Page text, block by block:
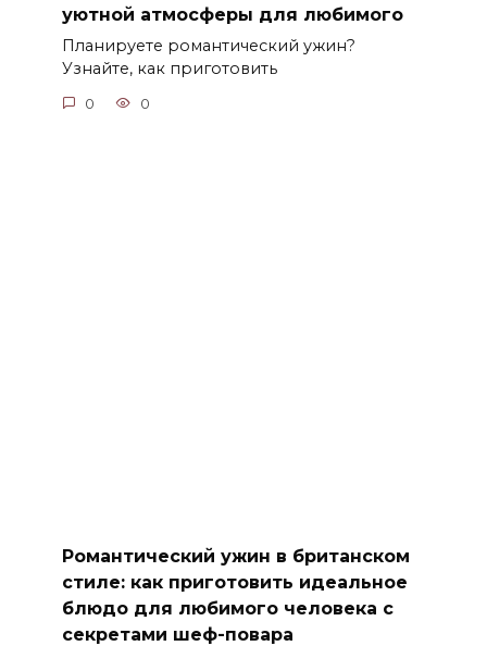
уютной атмосферы для любимого
Планируете романтический ужин?
Узнайте, как приготовить
0 0
Романтический ужин в британском
стиле: как приготовить идеальное
блюдо для любимого человека с
секретами шеф-повара